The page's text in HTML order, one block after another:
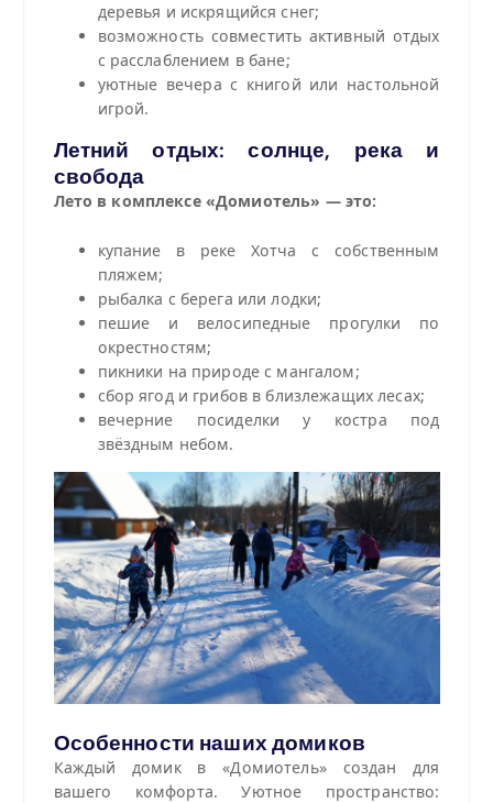
деревья и искрящийся снег;
возможность совместить активный отдых
с расслаблением в бане;
уютные вечера с книгой или настольной
игрой.
Летний отдых: солнце, река и
свобода
Лето в комплексе «Домиотель» — это:
купание в реке Хотча с собственным
пляжем;
рыбалка с берега или лодки;
пешие и велосипедные прогулки по
окрестностям;
пикники на природе с мангалом;
сбор ягод и грибов в близлежащих лесах;
вечерние посиделки у костра под
звёздным небом.
Особенности наших домиков
Каждый домик в «Домиотель» создан для
вашего комфорта. Уютное пространство: